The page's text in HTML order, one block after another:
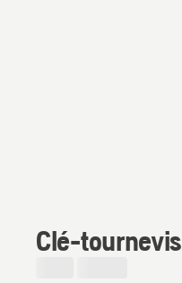
Clé-tournevis